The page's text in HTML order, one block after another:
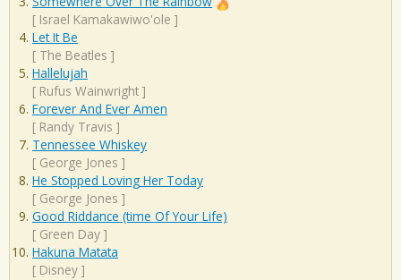
[ Israel Kamakawiwo'ole ]
Let It Be
[ The Beatles ]
Hallelujah
[ Rufus Wainwright ]
Forever And Ever Amen
[ Randy Travis ]
Tennessee Whiskey
[ George Jones ]
He Stopped Loving Her Today
[ George Jones ]
Good Riddance (time Of Your Life)
[ Green Day ]
Hakuna Matata
[ Disney ]